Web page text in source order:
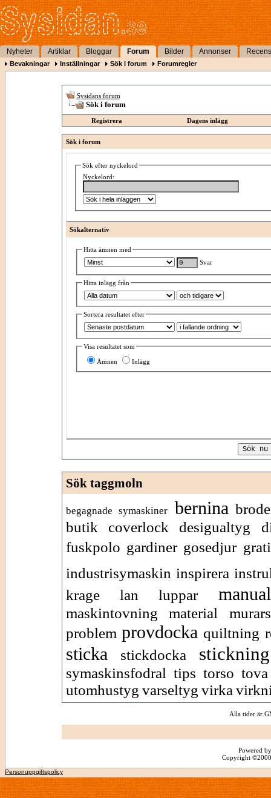
Nyheter Artiklar Bloggar Forum Bilder Annonser
Bevakningar Inställningar Sök i forum Forumregler
Sysidans forum
Sök i forum
Registrera Dagens inlägg
Sök i forum
Sök efter nyckelord
Nyckelord:
Sökalternativ
Hitta ämnen med
Svar
Hitta inlägg från
Sortera resultatet efter
Visa resultatet som
Ämnen Inlägg
Sök taggmoln
begagnade symaskiner bernina
butik
coverlock desigualtyg
fuskpolo gardiner gosedjur
industrisymaskin inspirera
krage
lan luppar manual
maskintovning material
problem provdocka quiltning
sticka stickdocka stickning
symaskinsfodral tips torso tova
utomhustyg varseltyg virka
Alla tider är
Powered
Copyright
Personuppgiftspolicy